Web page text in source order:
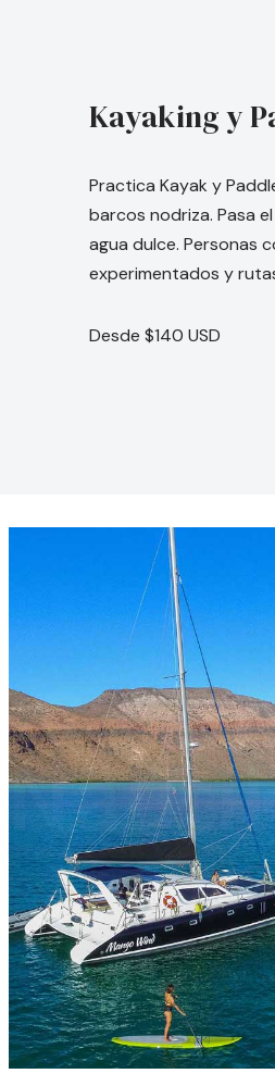
Kayaking y
Practica Kayak y
barcos nodriza. Pasa
agua dulce. Personas
experimentados y
Desde $140 USD